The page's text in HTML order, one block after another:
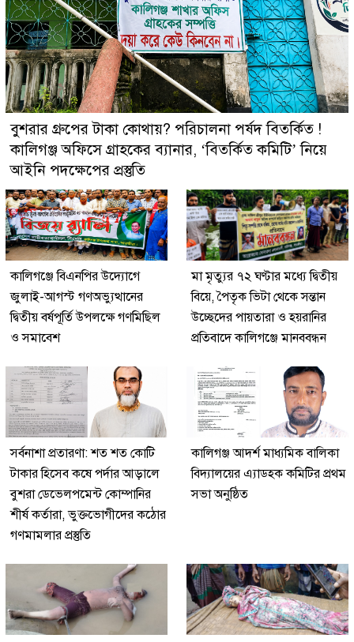
বুশরার গ্রুপের টাকা কোথায়? পরিচালনা পর্ষদ বিতর্কিত !
কালিগঞ্জ অফিসে গ্রাহকের ব্যানার, ‘বিতর্কিত কমিটি’ নিয়ে
আইনি পদক্ষেপের প্রস্তুতি
কালিগঞ্জে বিএনপির উদ্যোগে
জুলাই-আগস্ট গণঅভ্যুত্থানের
দ্বিতীয় বর্ষপূর্তি উপলক্ষে গণমিছিল
ও সমাবেশ
মা মৃত্যুর ৭২ ঘণ্টার মধ্যে দ্বিতীয়
বিয়ে, পৈতৃক ভিটা থেকে সন্তান
উচ্ছেদের পায়তারা ও হয়রানির
প্রতিবাদে কালিগঞ্জে মানববন্ধন
সর্বনাশা প্রতারণা: শত শত কোটি
টাকার হিসেব কষে পর্দার আড়ালে
বুশরা ডেভেলপমেন্ট কোম্পানির
শীর্ষ কর্তারা, ভুক্তভোগীদের কঠোর
গণমামলার প্রস্তুতি
কালিগঞ্জ আদর্শ মাধ্যমিক বালিকা
বিদ্যালয়ের এ্যাডহক কমিটির প্রথম
সভা অনুষ্ঠিত